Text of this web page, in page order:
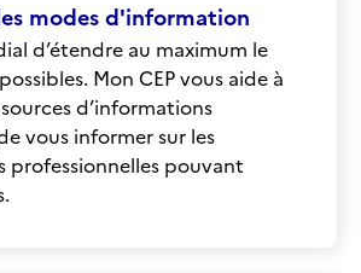
modes d'information
d’étendre au maximum le
Mon CEP vous aide à
d’informations
vous informer sur les
pouvant